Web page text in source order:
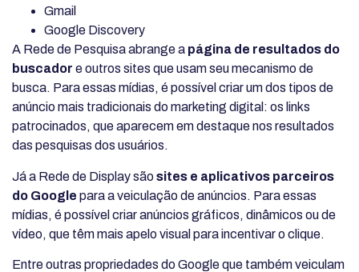
Gmail
Google Discovery
A Rede de Pesquisa abrange a página de resultados do
buscador e outros sites que usam seu mecanismo de
busca. Para essas mídias, é possível criar um dos tipos de
anúncio mais tradicionais do marketing digital: os links
patrocinados, que aparecem em destaque nos resultados
das pesquisas dos usuários.
Já a Rede de Display sãosites e aplicativos parceiros
do Google para a veiculação de anúncios. Para essas
mídias, é possível criar anúncios gráficos, dinâmicos ou de
vídeo, que têm mais apelo visual para incentivar o clique.
Entre outras propriedades do Google que também veiculam